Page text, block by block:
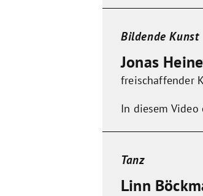
Bildende Kunst
Jonas
freischaffender
In diesem
Tanz
Linn